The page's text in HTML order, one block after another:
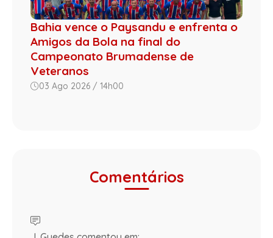
Bahia vence o Paysandu e enfrenta o
Amigos da Bola na final do
Campeonato Brumadense de
Veteranos
03 Ago 2026 / 14h00
Comentários